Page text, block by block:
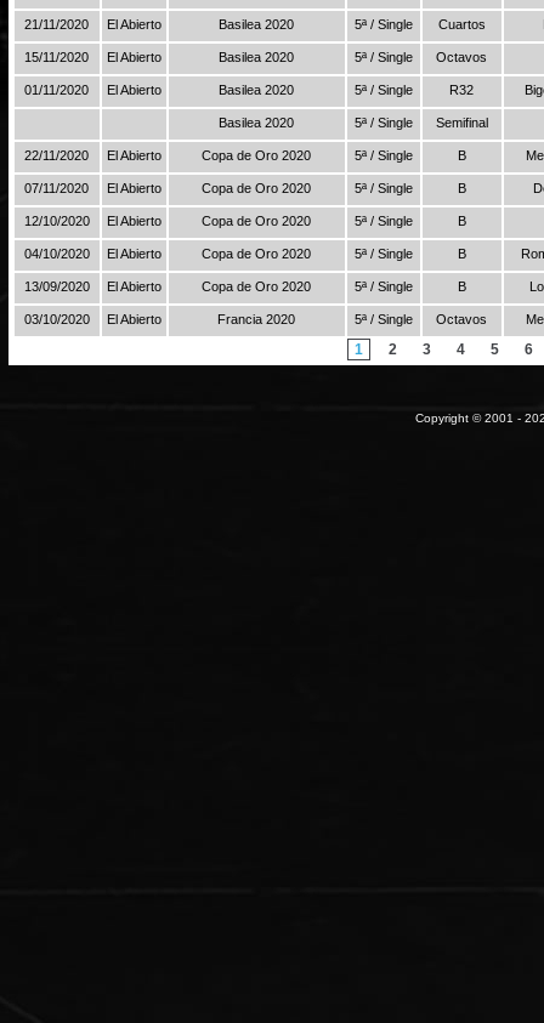
21/11/2020 El Abierto Basilea 2020 5ª / Single Cuartos
15/11/2020 El Abierto Basilea 2020 5ª / Single Octavos
01/11/2020 El Abierto Basilea 2020 5ª / Single R32
Basilea 2020 5ª / Single Semifinal
22/11/2020 El Abierto Copa de Oro 2020 5ª / Single B
07/11/2020 El Abierto Copa de Oro 2020 5ª / Single B
12/10/2020 El Abierto Copa de Oro 2020 5ª / Single B
04/10/2020 El Abierto Copa de Oro 2020 5ª / Single B
13/09/2020 El Abierto Copa de Oro 2020 5ª / Single B
03/10/2020 El Abierto Francia 2020 5ª / Single Octavos
1 2 3 4 5 6
Copyright © 2001 -